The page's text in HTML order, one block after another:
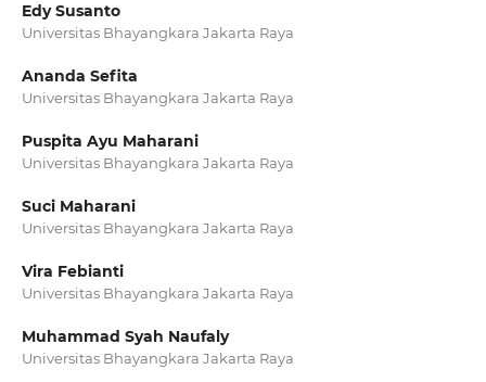
Edy Susanto
Universitas Bhayangkara Jakarta Raya
Ananda Sefita
Universitas Bhayangkara Jakarta Raya
Puspita Ayu Maharani
Universitas Bhayangkara Jakarta Raya
Suci Maharani
Universitas Bhayangkara Jakarta Raya
Vira Febianti
Universitas Bhayangkara Jakarta Raya
Muhammad Syah Naufaly
Universitas Bhayangkara Jakarta Raya